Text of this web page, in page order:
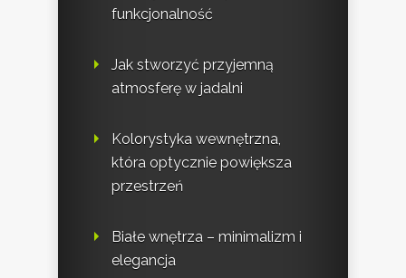
funkcjonalność
Jak stworzyć przyjemną
atmosferę w jadalni
Kolorystyka wewnętrzna,
która optycznie powiększa
przestrzeń
Białe wnętrza – minimalizm i
elegancja